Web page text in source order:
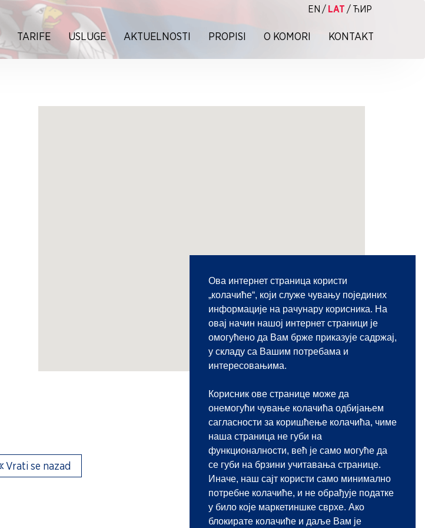
Ова интернет страница користи
„колачиће“, који служе чувању појединих
информације на рачунару корисника. На
овај начин нашој интернет страници је
омогућено да Вам брже приказује садржај,
у складу са Вашим потребама и
интересовањима.
Корисник ове странице може да
онемогући чување колачића одбијањем
сагласности за коришћење колачића, чиме
наша страница не губи на
функционалности, већ је само могуће да
се губи на брзини учитавања странице.
Иначе, наш сајт користи само минимално
потребне колачиће, и не обрађује податке
у било које маркетиншке сврхе. Ако
блокирате колачиће и даље Вам је
EN / LAT / ЋИР
TARIFE USLUGE AKTUELNOSTI PROPISI O KOMORI KONTAKT
Vrati se nazad